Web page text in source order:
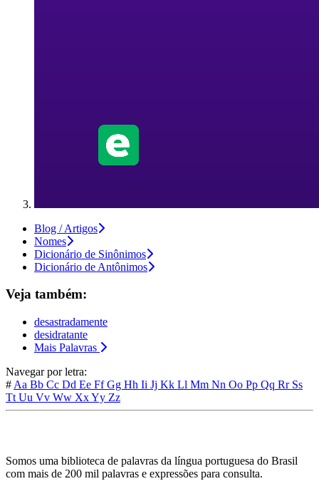
Blog / Artigos
Nomes
Dicionário de Sinônimos
Dicionário de Antônimos
Veja também:
desastradamente
desidratante
Mais Palavras
Navegar por letra:
# Aa Bb Cc Dd Ee FfGg Hh Ii Jj Kk Ll Mm Nn Oo Pp Qq Rr Ss
Tt Uu Vv Ww XxYy Zz
Somos uma biblioteca de palavras da língua portuguesa do Brasil
com mais de 200 mil palavras e expressões para consulta.